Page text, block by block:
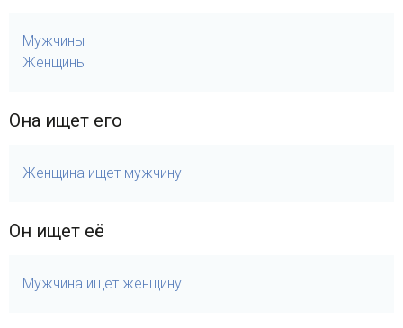
Мужчины
Женщины
Она ищет его
Женщина ищет мужчину
Он ищет её
Мужчина ищет женщину